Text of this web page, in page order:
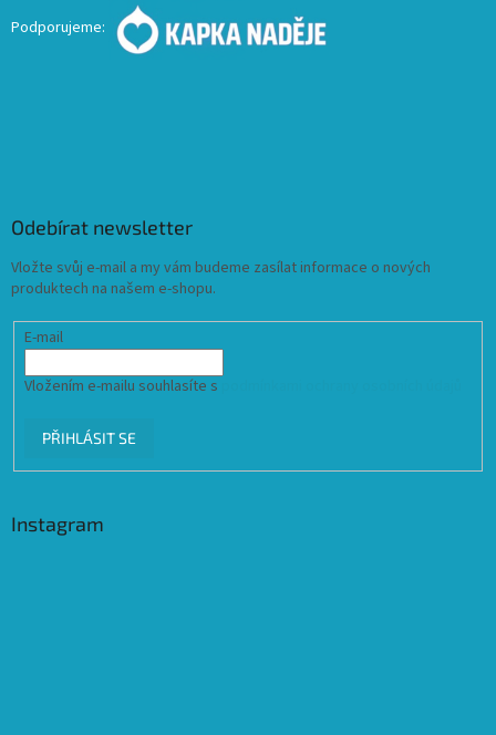
Podporujeme:
Odebírat newsletter
Vložte svůj e-mail a my vám budeme zasílat informace o nových
produktech na našem e-shopu.
E-mail
Vložením e-mailu souhlasíte s
PŘIHLÁSIT SE
Instagram